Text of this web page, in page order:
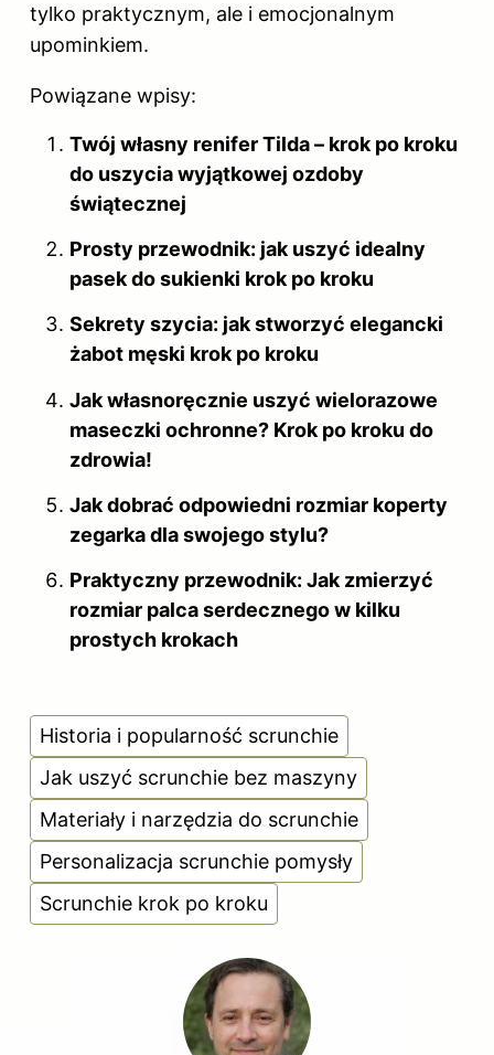
tylko praktycznym, ale i emocjonalnym
upominkiem.
Powiązane wpisy:
Twój własny renifer Tilda – krok po kroku
do uszycia wyjątkowej ozdoby
świątecznej
Prosty przewodnik: jak uszyć idealny
pasek do sukienki krok po kroku
Sekrety szycia: jak stworzyć elegancki
żabot męski krok po kroku
Jak własnoręcznie uszyć wielorazowe
maseczki ochronne? Krok po kroku do
zdrowia!
Jak dobrać odpowiedni rozmiar koperty
zegarka dla swojego stylu?
Praktyczny przewodnik: Jak zmierzyć
rozmiar palca serdecznego w kilku
prostych krokach
Historia i popularność scrunchie
Jak uszyć scrunchie bez maszyny
Materiały i narzędzia do scrunchie
Personalizacja scrunchie pomysły
Scrunchie krok po kroku